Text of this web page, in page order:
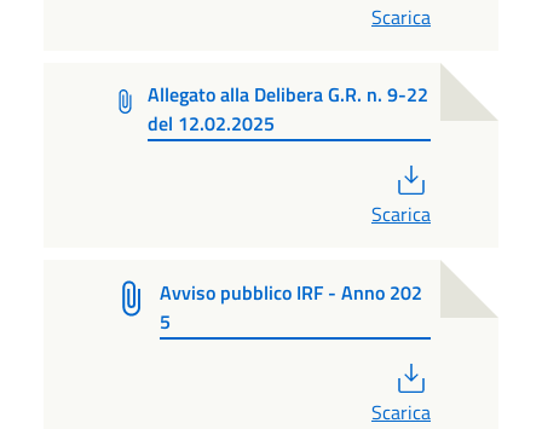
Scarica
Allegato alla Delibera G.R. n. 9-22
del 12.02.2025
Scarica
Avviso pubblico IRF - Anno 202
5
Scarica